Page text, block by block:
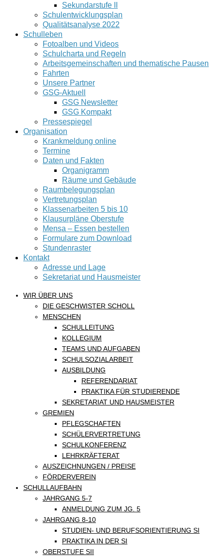
Sekundarstufe II
Schulentwicklungsplan
Qualitätsanalyse 2022
Schulleben
Fotoalben und Videos
Schulcharta und Regeln
Arbeitsgemeinschaften und thematische Pausen
Fahrten
Unsere Partner
GSG-Aktuell
GSG Newsletter
GSG Kompakt
Pressespiegel
Organisation
Krankmeldung online
Termine
Daten und Fakten
Organigramm
Räume und Gebäude
Raumbelegungsplan
Vertretungsplan
Klassenarbeiten 5 bis 10
Klausurpläne Oberstufe
Mensa – Essen bestellen
Formulare zum Download
Stundenraster
Kontakt
Adresse und Lage
Sekretariat und Hausmeister
WIR ÜBER UNS
DIE GESCHWISTER SCHOLL
MENSCHEN
SCHULLEITUNG
KOLLEGIUM
TEAMS UND AUFGABEN
SCHULSOZIALARBEIT
AUSBILDUNG
REFERENDARIAT
PRAKTIKA FÜR STUDIERENDE
SEKRETARIAT UND HAUSMEISTER
GREMIEN
PFLEGSCHAFTEN
SCHÜLERVERTRETUNG
SCHULKONFERENZ
LEHRKRÄFTERAT
AUSZEICHNUNGEN / PREISE
FÖRDERVEREIN
SCHULLAUFBAHN
JAHRGANG 5-7
ANMELDUNG ZUM JG. 5
JAHRGANG 8-10
STUDIEN- UND BERUFSORIENTIERUNG SI
PRAKTIKA IN DER SI
OBERSTUFE SII